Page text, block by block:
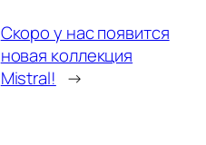
Скоро у нас появится
новая коллекция
Mistral! →